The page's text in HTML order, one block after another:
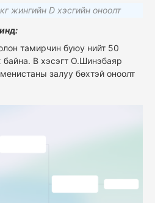
жингийн D хэсгийн оноолт
тамирчин буюу нийт 50
В хэсэгт О.Шинэбаяр
залуу бөхтэй оноолт